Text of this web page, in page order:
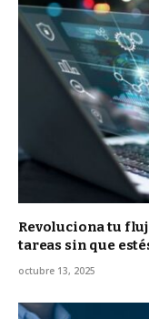
Revoluciona tu
tareas sin que
octubre 13, 2025